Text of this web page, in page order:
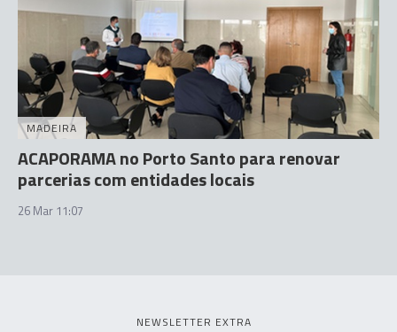
MADEIRA
ACAPORAMA no Porto Santo para renovar
parcerias com entidades locais
26 Mar 11:07
NEWSLETTER EXTRA